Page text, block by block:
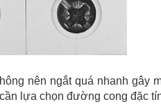
nên ngắt quá nhanh gây
lựa chọn đường cong đặc